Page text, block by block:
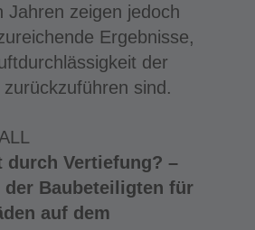
Jahren zeigen jedoch
Ergebnisse,
der
sind.
durch Vertiefung? –
der Baubeteiligten für
auf dem